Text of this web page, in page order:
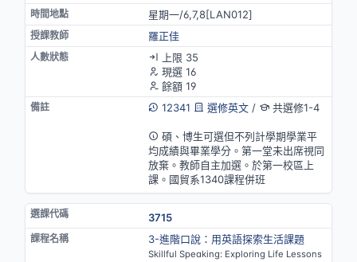
星期一/6,7,8[LAN012]
羅正佳
上限 35
現選 16
餘額 19
12341
選修英文/ 共選修1-4
碩、博生可選但不列計學期學業平
均成績與畢業學分。第一堂未出席視同
放棄。教師自主加選。於第一校區上
課。國貿系1340課程併班
3715
3-進階口說：用英語探索生活課題
Skillful Speaking: Exploring Life Lessons